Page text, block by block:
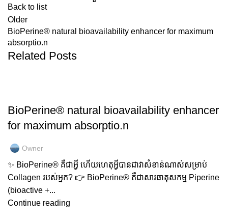
Back to list
Older
BioPerine®️ natural bioavailability enhancer for maximum
absorptio.n
Related Posts
BioPerine®️ natural bioavailability enhancer
for maximum absorptio.n
Owner
✨ BioPerine®️ គឺជាអ្វី ហើយហេតុអ្វីបានជា​វា​សំខាន់ណាស់សម្រាប់
Collagen របស់អ្នក? 👉 BioPerine®️ គឺជាសារធាតុសកម្ម Piperine
(bioactive +...
Continue reading